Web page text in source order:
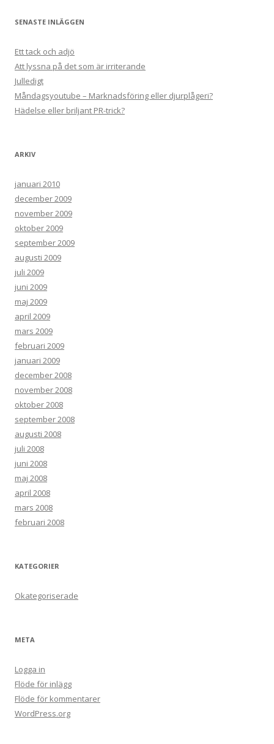
SENASTE INLÄGGEN
Ett tack och adjö
Att lyssna på det som är irriterande
Julledigt
Måndagsyoutube – Marknadsföring eller djurplågeri?
Hädelse eller briljant PR-trick?
ARKIV
januari 2010
december 2009
november 2009
oktober 2009
september 2009
augusti 2009
juli 2009
juni 2009
maj 2009
april 2009
mars 2009
februari 2009
januari 2009
december 2008
november 2008
oktober 2008
september 2008
augusti 2008
juli 2008
juni 2008
maj 2008
april 2008
mars 2008
februari 2008
KATEGORIER
Okategoriserade
META
Logga in
Flöde för inlägg
Flöde för kommentarer
WordPress.org